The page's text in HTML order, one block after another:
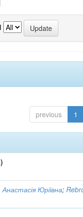
previous 1
Юріївна;